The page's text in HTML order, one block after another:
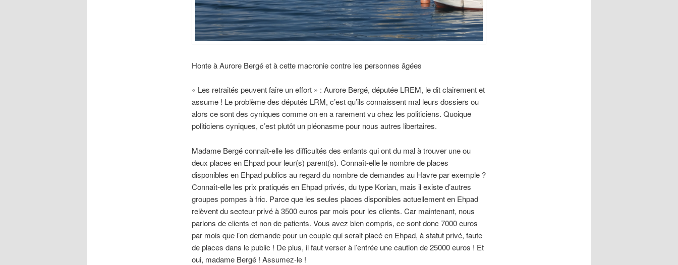
Honte à Aurore Bergé et à cette macronie contre les personnes âgées
« Les retraités peuvent faire un effort » : Aurore Bergé, députée LREM, le dit clairement et
assume ! Le problème des députés LRM, c’est qu’ils connaissent mal leurs dossiers ou
alors ce sont des cyniques comme on en a rarement vu chez les politiciens. Quoique
politiciens cyniques, c’est plutôt un pléonasme pour nous autres libertaires.
Madame Bergé connaît-elle les difficultés des enfants qui ont du mal à trouver une ou
deux places en Ehpad pour leur(s) parent(s). Connaît-elle le nombre de places
disponibles en Ehpad publics au regard du nombre de demandes au Havre par exemple ?
Connaît-elle les prix pratiqués en Ehpad privés, du type Korian, mais il existe d’autres
groupes pompes à fric. Parce que les seules places disponibles actuellement en Ehpad
relèvent du secteur privé à 3500 euros par mois pour les clients. Car maintenant, nous
parlons de clients et non de patients. Vous avez bien compris, ce sont donc 7000 euros
par mois que l’on demande pour un couple qui serait placé en Ehpad, à statut privé, faute
de places dans le public ! De plus, il faut verser à l’entrée une caution de 25000 euros ! Et
oui, madame Bergé ! Assumez-le !